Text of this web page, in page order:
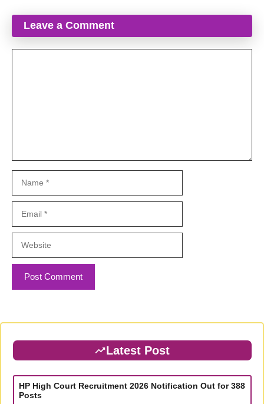
Leave a Comment
Latest Post
HP High Court Recruitment 2026 Notification Out for 388
Posts